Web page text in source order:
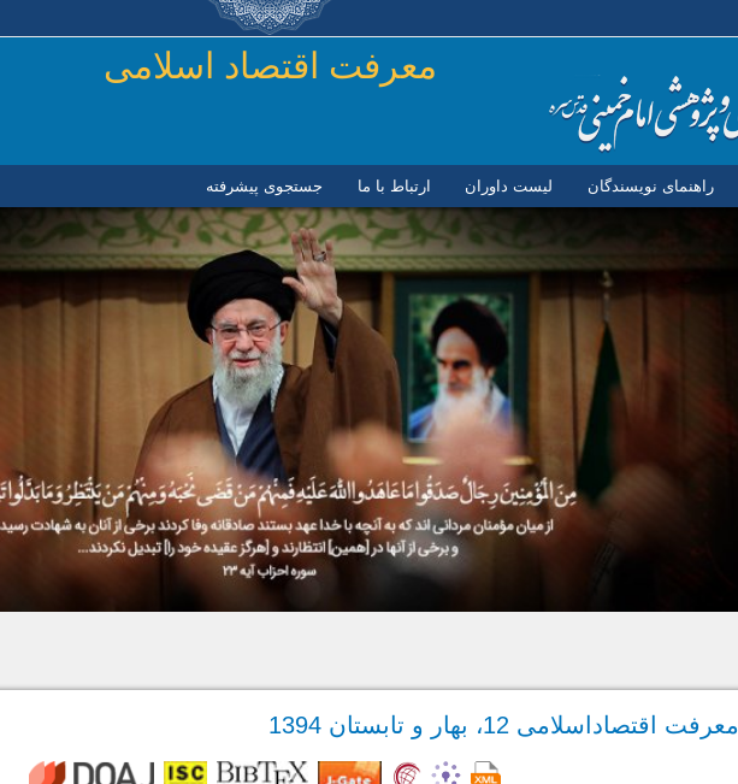
رفتن به محتوای اصلی
معرفت اقتصاد اسلامی
راهنمای نویسندگان لیست داوران ارتباط با ما جستجوی پیشرفته
معرفت اقتصاداسلامی 12، بهار و تابستان 1394